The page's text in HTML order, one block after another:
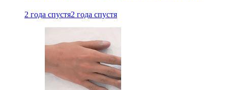
2 года спустя2 года спустя